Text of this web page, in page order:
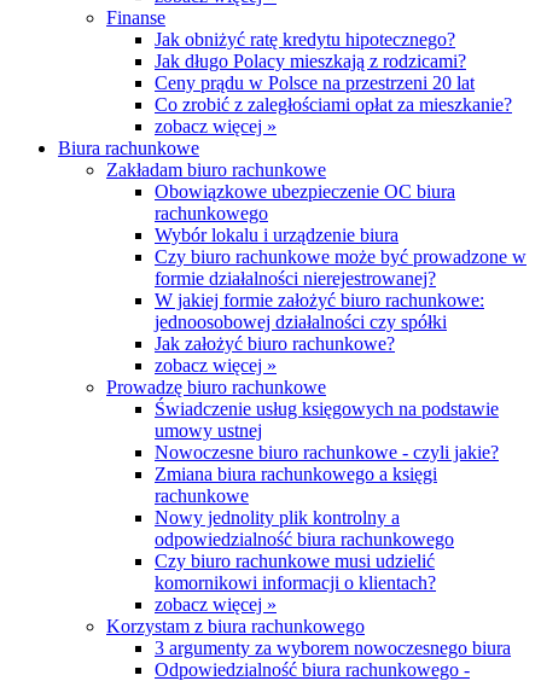
Finanse
Jak obniżyć ratę kredytu hipotecznego?
Jak długo Polacy mieszkają z rodzicami?
Ceny prądu w Polsce na przestrzeni 20 lat
Co zrobić z zaległościami opłat za mieszkanie?
zobacz więcej »
Biura rachunkowe
Zakładam biuro rachunkowe
Obowiązkowe ubezpieczenie OC biura
rachunkowego
Wybór lokalu i urządzenie biura
Czy biuro rachunkowe może być prowadzone w
formie działalności nierejestrowanej?
W jakiej formie założyć biuro rachunkowe:
jednoosobowej działalności czy spółki
Jak założyć biuro rachunkowe?
zobacz więcej »
Prowadzę biuro rachunkowe
Świadczenie usług księgowych na podstawie
umowy ustnej
Nowoczesne biuro rachunkowe - czyli jakie?
Zmiana biura rachunkowego a księgi
rachunkowe
Nowy jednolity plik kontrolny a
odpowiedzialność biura rachunkowego
Czy biuro rachunkowe musi udzielić
komornikowi informacji o klientach?
zobacz więcej »
Korzystam z biura rachunkowego
3 argumenty za wyborem nowoczesnego biura
Odpowiedzialność biura rachunkowego -